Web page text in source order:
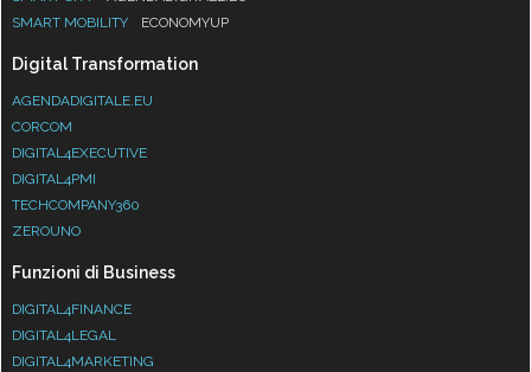
SMART MOBILITY
ECONOMYUP
Digital Transformation
AGENDADIGITALE.EU
CORCOM
DIGITAL4EXECUTIVE
DIGITAL4PMI
TECHCOMPANY360
ZEROUNO
Funzioni di Business
DIGITAL4FINANCE
DIGITAL4LEGAL
DIGITAL4MARKETING